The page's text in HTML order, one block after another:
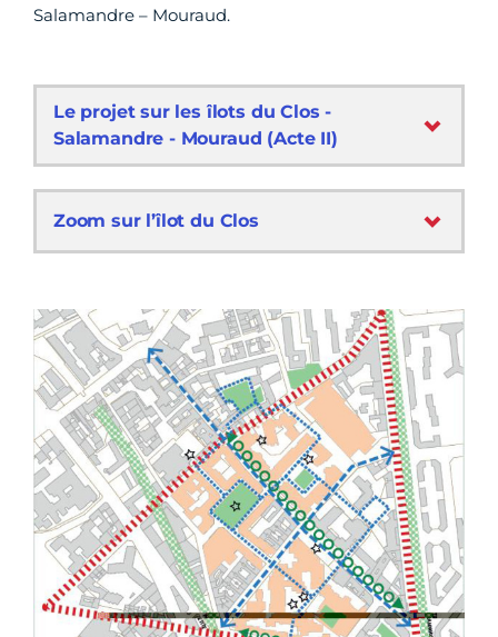
Salamandre – Mouraud.
Le projet sur les îlots du Clos -
Salamandre - Mouraud (Acte II)
Zoom sur l’îlot du Clos